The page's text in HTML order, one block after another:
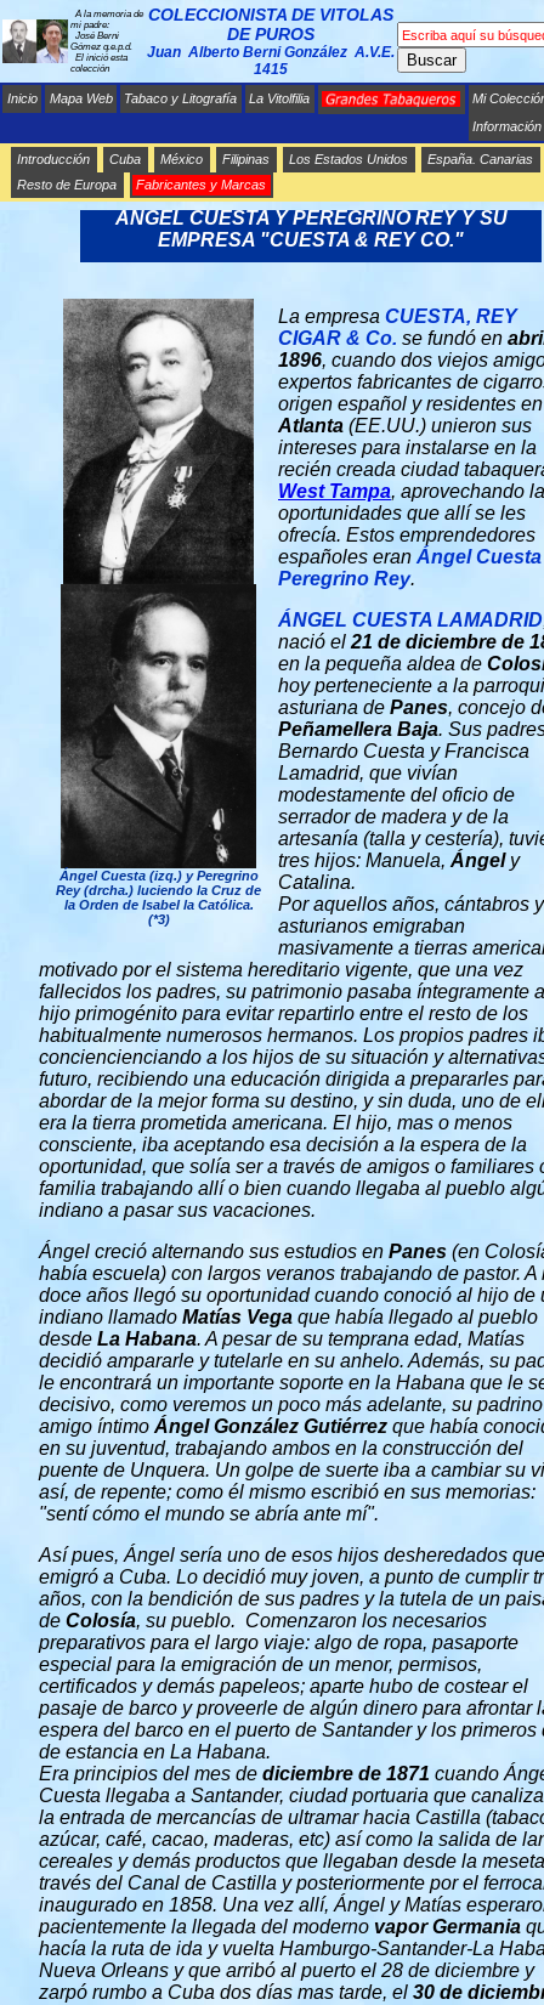
A la memoria de
mi padre:
José Berni
Gómez q.e.p.d.
El inició esta
colección
COLECCIONISTA DE VITOLAS
DE PUROS
Juan Alberto Berni González A.V.E.
1415
Buscar
Inicio Mapa Web Tabaco y Litografía La Vitolfilia
Mi
Información
Introducción Cuba México Filipinas Los Estados Unidos
España. Canarias
Resto de Europa
Fabricantes y Marcas
GRANDES TABAQUEROS EN LOS EE. UU.
ANGEL CUESTA Y PEREGRINO REY Y SU
EMPRESA "CUESTA & REY CO."
Ángel Cuesta (izq.) y Peregrino
Rey (drcha.) luciendo la Cruz de
la Orden de Isabel la Católica.
(*3)
La empresa CUESTA, REY
CIGAR & Co. se fundó en
1896, cuando dos viejos
expertos fabricantes de
origen español y residentes en
Atlanta (EE.UU.) unieron sus
intereses para instalarse en la
recién creada ciudad
West Tampa, aprovechando
oportunidades que allí se les
ofrecía. Estos emprendedores
españoles eran Ángel
Peregrino Rey.
ÁNGEL CUESTA LAMADRID
nació el 21 de diciembre de
en la pequeña aldea de
hoy perteneciente a la
asturiana de Panes, concejo
Peñamellera Baja. Sus
Bernardo Cuesta y Francisca
Lamadrid, que vivían
modestamente del oficio de
serrador de madera y de la
artesanía (talla y cestería),
tres hijos: Manuela, Ángely
Catalina.
Por aquellos años, cántabros y
asturianos emigraban
masivamente a tierras
motivado por el sistema hereditario vigente, que una vez
fallecidos los padres, su patrimonio pasaba íntegramente
hijo primogénito para evitar repartirlo entre el resto de los
habitualmente numerosos hermanos. Los propios padres
conciencienciando a los hijos de su situación y
futuro, recibiendo una educación dirigida a prepararles
abordar de la mejor forma su destino, y sin duda, uno de
era la tierra prometida americana. El hijo, mas o menos
consciente, iba aceptando esa decisión a la espera de la
oportunidad, que solía ser a través de amigos o familiares
familia trabajando allí o bien cuando llegaba al pueblo
indiano a pasar sus vacaciones.
Ángel creció alternando sus estudios en Panes (en
había escuela) con largos veranos trabajando de pastor. A
doce años llegó su oportunidad cuando conoció al hijo de
indiano llamado Matías Vega que había llegado al pueblo
desde La Habana. A pesar de su temprana edad, Matías
decidió ampararle y tutelarle en su anhelo. Además, su
le encontrará un importante soporte en la Habana que le
decisivo, como veremos un poco más adelante, su
amigo íntimo Ángel González Gutiérrez que había
en su juventud, trabajando ambos en la construcción del
puente de Unquera. Un golpe de suerte iba a cambiar su
así, de repente; como él mismo escribió en sus memorias:
"sentí cómo el mundo se abría ante mí".
Así pues, Ángel sería uno de esos hijos desheredados que
emigró a Cuba. Lo decidió muy joven, a punto de cumplir
años, con la bendición de sus padres y la tutela de un
de Colosía, su pueblo. Comenzaron los necesarios
preparativos para el largo viaje: algo de ropa, pasaporte
especial para la emigración de un menor, permisos,
certificados y demás papeleos; aparte hubo de costear el
pasaje de barco y proveerle de algún dinero para afrontar
espera del barco en el puerto de Santander y los primeros
de estancia en La Habana.
Era principios del mes de diciembre de 1871 cuando
Cuesta llegaba a Santander, ciudad portuaria que
la entrada de mercancías de ultramar hacia Castilla
azúcar, café, cacao, maderas, etc) así como la salida de
cereales y demás productos que llegaban desde la
través del Canal de Castilla y posteriormente por el
inaugurado en 1858. Una vez allí, Ángel y Matías
pacientemente la llegada del moderno vapor Germania
hacía la ruta de ida y vuelta Hamburgo-Santander-La
Nueva Orleans y que arribó al puerto el 28 de diciembre y
zarpó rumbo a Cuba dos días mas tarde, el 30 de